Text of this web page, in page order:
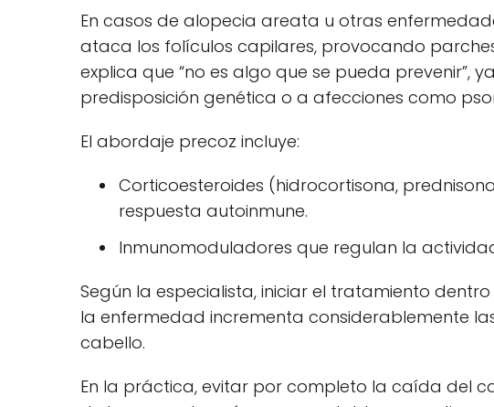
En casos de alopecia areata u otras
ataca los folículos capilares, provocando
explica que “no es algo que se pueda prevenir”,
predisposición genética o a afecciones como
El abordaje precoz incluye:
Corticoesteroides (hidrocortisona,
respuesta autoinmune.
Inmunomoduladores que regulan la
Según la especialista, iniciar el tratamiento
la enfermedad incrementa considerablemente
cabello.
En la práctica, evitar por completo la caída del